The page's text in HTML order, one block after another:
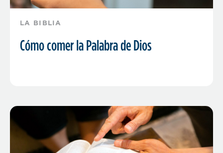
LA BIBLIA
Cómo comer la Palabra de Dios